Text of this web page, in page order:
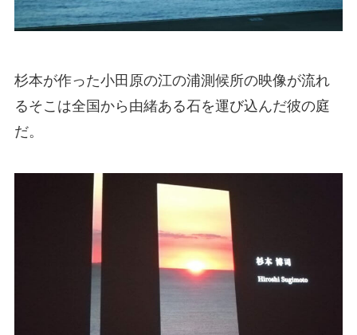
杉本が作った小田原の江の浦測候所の映像が流れ
るそこは全国から由緒ある石を運び込んだ彼の庭
だ。